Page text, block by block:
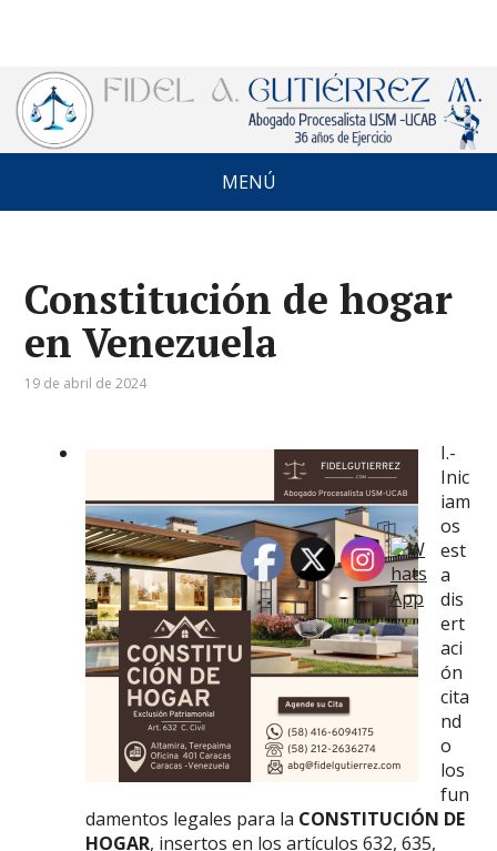
MENÚ
Constitución de hogar
en Venezuela
19 de abril de 2024
I.-
Inic
iam
os
est
a
dis
ert
aci
ón
cita
nd
o
los
fun
damentos legales para la CONSTITUCIÓN DE
HOGAR, insertos en los artículos 632, 635,